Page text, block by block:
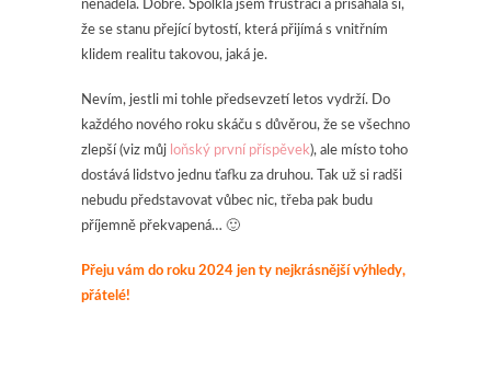
nenadělá. Dobře. Spolkla jsem frustraci a přísahala si,
že se stanu přející bytostí, která přijímá s vnitřním
klidem realitu takovou, jaká je.
Nevím, jestli mi tohle předsevzetí letos vydrží. Do
každého nového roku skáču s důvěrou, že se všechno
zlepší (viz můj loňský první příspěvek), ale místo toho
dostává lidstvo jednu ťafku za druhou. Tak už si radši
nebudu představovat vůbec nic, třeba pak budu
příjemně překvapená… 🙂
Přeju vám do roku 2024 jen ty nejkrásnější výhledy,
přátelé!